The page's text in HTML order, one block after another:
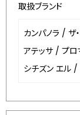
取扱ブランド
カンパノラ / ザ
アテッサ / プロ
シチズン エル /